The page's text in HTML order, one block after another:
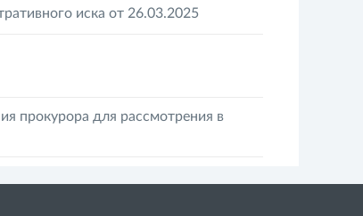
иска от 26.03.2025
прокурора для рассмотрения в